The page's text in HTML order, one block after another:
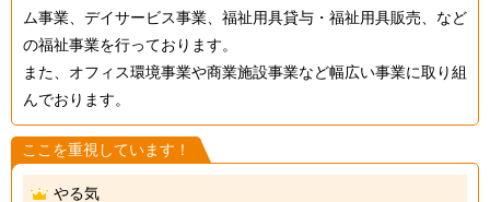
ム事業、デイサービス事業、福祉用具貸与・福祉用具販売、など
の福祉事業を行っております。
また、オフィス環境事業や商業施設事業など幅広い事業に取り組
んでおります。
ここを重視しています！
やる気